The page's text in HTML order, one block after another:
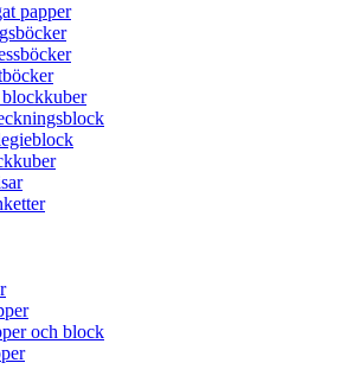
papper
och block